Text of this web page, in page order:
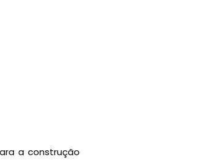
a construção